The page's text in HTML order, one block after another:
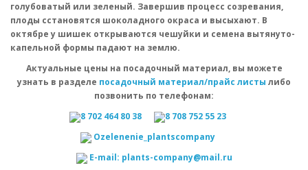
голубоватый или зеленый. Завершив процесс созревания,
плоды сстановятся шоколадного окраса и высыхают. В
октябре у шишек открываются чешуйки и семена вытянуто-
капельной формы падают на землю.
Актуальные цены на посадочный материал, вы можете
узнать в разделе посадочный материал/прайс листы либо
позвонить по телефонам:
8 702 464 80 38
8 708 752 55 23
Оzelenenie_plantscompany
E-mail: plants-company@mail.ru